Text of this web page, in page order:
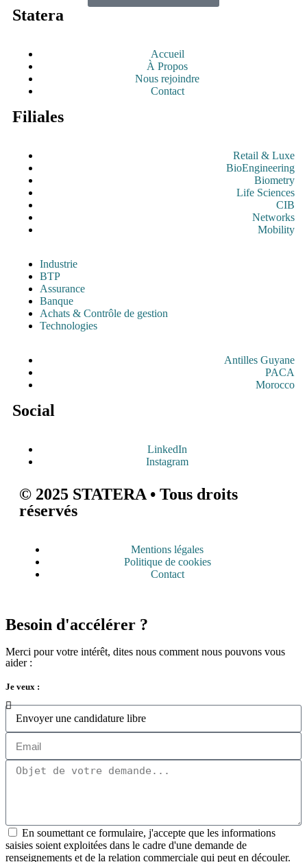
Statera
Accueil
À Propos
Nous rejoindre
Contact
Filiales
Retail & Luxe
BioEngineering
Biometry
Life Sciences
CIB
Networks
Mobility
Industrie
BTP
Assurance
Banque
Achats & Contrôle de gestion
Technologies
Antilles Guyane
PACA
Morocco
Social
LinkedIn
Instagram
© 2025 STATERA • Tous droits
réservés
Mentions légales
Politique de cookies
Contact
Besoin d'accélérer ?
Merci pour votre intérêt, dites nous comment nous pouvons vous
aider :
Je veux :
En soumettant ce formulaire, j'accepte que les informations
saisies soient exploitées dans le cadre d'une demande de
renseignements et de la relation commerciale qui peut en découler.